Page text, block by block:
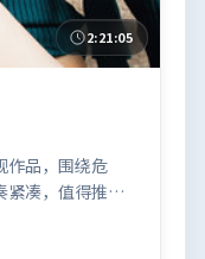
2:21:05
作品，围绕危
紧凑，值得推荐